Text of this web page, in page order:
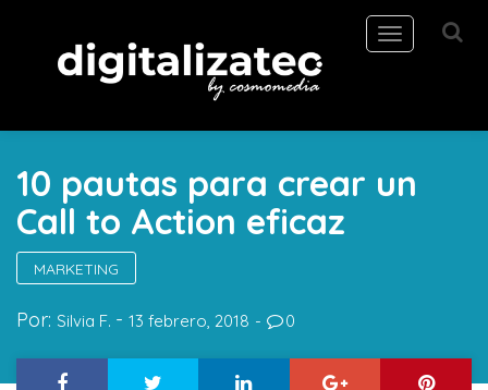
Toggle
navigation
10 pautas para crear un
Call to Action eficaz
MARKETING
Por: Silvia F. 13 febrero, 2018 0